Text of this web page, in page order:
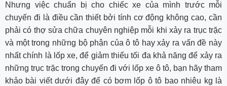
Nhưng việc chuẩn bị cho chiếc xe của mình trước mỗi
chuyến đi là điều cần thiết bởi tính cơ động không cao, cần
phải có thợ sửa chữa chuyên nghiệp mỗi khi xảy ra trục trặc
và một trong những bộ phận của ô tô hay xảy ra vấn đề này
nhất chính là lốp xe, để giảm thiểu tối đa khả năng để xảy ra
những trục trặc trong chuyến đi với lốp xe ô tô, bạn hãy tham
khảo bài viết dưới đây để có bơm lốp ô tô bao nhiêu kg là